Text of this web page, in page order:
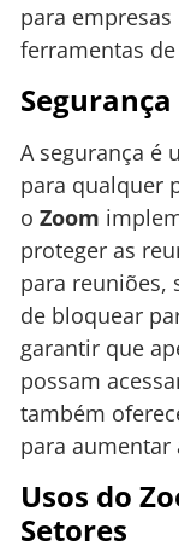
para
ferramentas
A segurança é
para qualquer
o Zoom
proteger as
para reuniões,
de bloquear
garantir que
possam
também
para aumentar
Usos do
Setores